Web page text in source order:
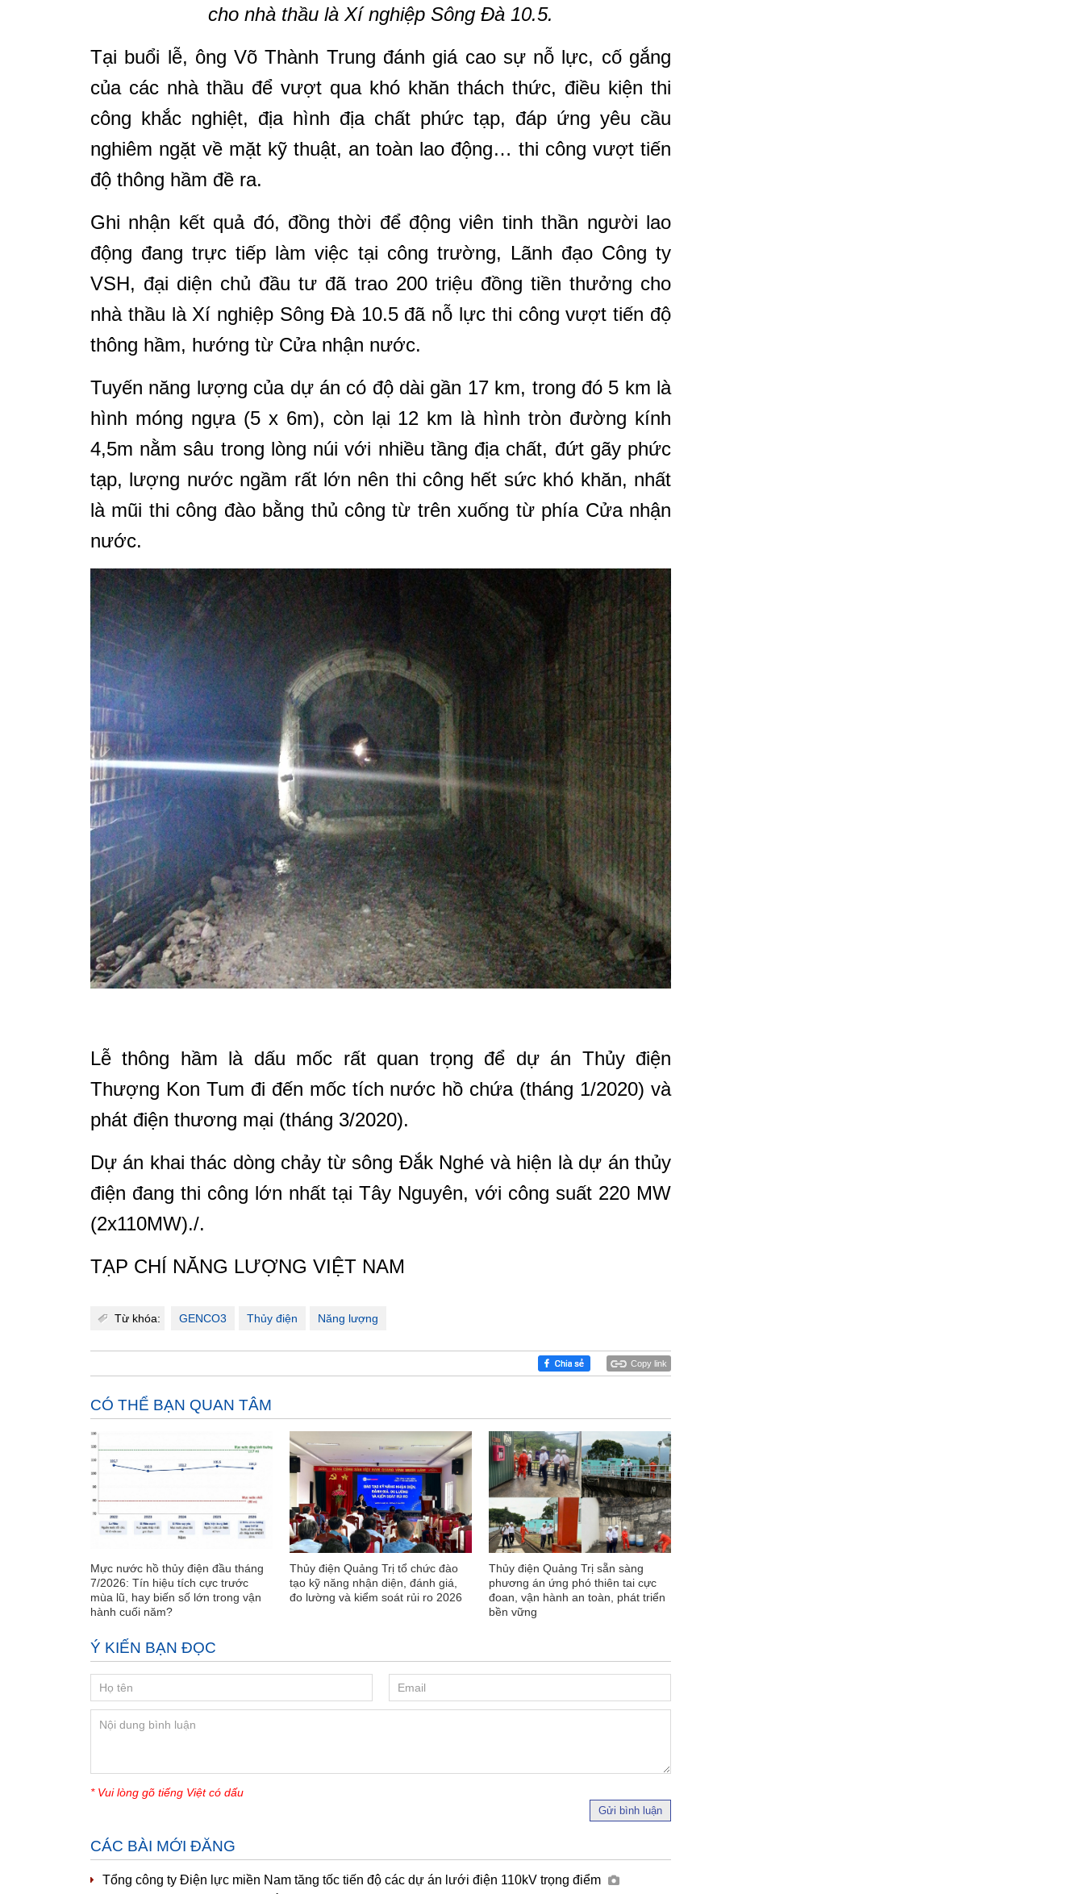
cho nhà thầu là Xí nghiệp Sông Đà 10.5.
Tại buổi lễ, ông Võ Thành Trung đánh giá cao sự nỗ lực, cố gắng
của các nhà thầu để vượt qua khó khăn thách thức, điều kiện thi
công khắc nghiệt, địa hình địa chất phức tạp, đáp ứng yêu cầu
nghiêm ngặt về mặt kỹ thuật, an toàn lao động… thi công vượt tiến
độ thông hầm đề ra.
Ghi nhận kết quả đó, đồng thời để động viên tinh thần người lao
động đang trực tiếp làm việc tại công trường, Lãnh đạo Công ty
VSH, đại diện chủ đầu tư đã trao 200 triệu đồng tiền thưởng cho
nhà thầu là Xí nghiệp Sông Đà 10.5 đã nỗ lực thi công vượt tiến độ
thông hầm, hướng từ Cửa nhận nước.
Tuyến năng lượng của dự án có độ dài gần 17 km, trong đó 5 km là
hình móng ngựa (5 x 6m), còn lại 12 km là hình tròn đường kính
4,5m nằm sâu trong lòng núi với nhiều tầng địa chất, đứt gãy phức
tạp, lượng nước ngầm rất lớn nên thi công hết sức khó khăn, nhất
là mũi thi công đào bằng thủ công từ trên xuống từ phía Cửa nhận
nước.
Lễ thông hầm là dấu mốc rất quan trọng để dự án Thủy điện
Thượng Kon Tum đi đến mốc tích nước hồ chứa (tháng 1/2020) và
phát điện thương mại (tháng 3/2020).
Dự án khai thác dòng chảy từ sông Đắk Nghé và hiện là dự án thủy
điện đang thi công lớn nhất tại Tây Nguyên, với công suất 220 MW
(2x110MW)./.
TẠP CHÍ NĂNG LƯỢNG VIỆT NAM
Từ khóa: GENCO3 Thủy điện Năng lượng
Copy link
CÓ THỂ BẠN QUAN TÂM
Mực nước hồ thủy điện đầu tháng
7/2026: Tín hiệu tích cực trước
mùa lũ, hay biến số lớn trong vận
hành cuối năm?
Thủy điện Quảng Trị tổ chức đào
tạo kỹ năng nhận diện, đánh giá,
đo lường và kiểm soát rủi ro 2026
Thủy điện Quảng Trị sẵn sàng
phương án ứng phó thiên tai cực
đoan, vận hành an toàn, phát triển
bền vững
Ý KIẾN BẠN ĐỌC
* Vui lòng gõ tiếng Việt có dấu
Gửi bình luận
CÁC BÀI MỚI ĐĂNG
Tổng công ty Điện lực miền Nam tăng tốc tiến độ các dự án lưới điện 110kV trọng điểm